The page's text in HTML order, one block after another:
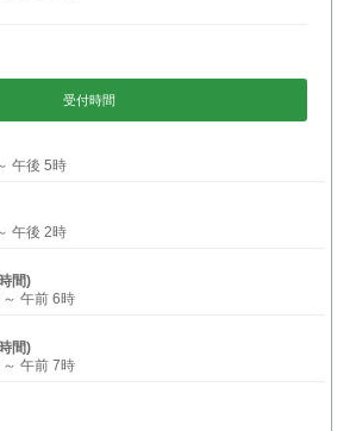
受付時間
午後 5時
午後 2時
間)
午前 6時
間)
午前 7時